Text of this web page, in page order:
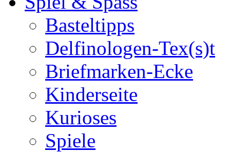
Basteltipps
Delfinologen-Tex(s)t
Briefmarken-Ecke
Kinderseite
Kurioses
Spiele